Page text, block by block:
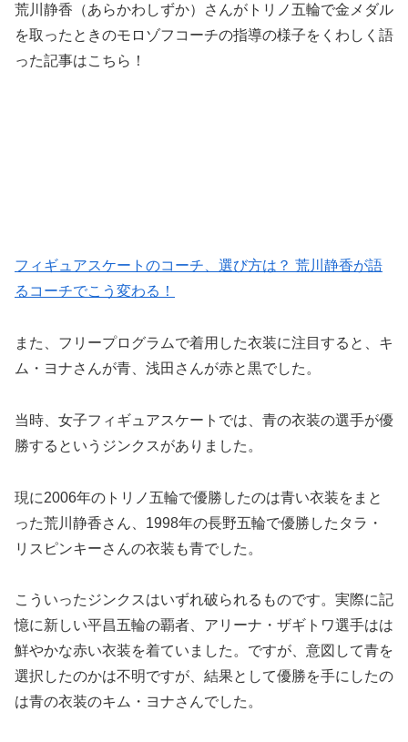
荒川静香（あらかわしずか）さんがトリノ五輪で金メダル
を取ったときのモロゾフコーチの指導の様子をくわしく語
った記事はこちら！
フィギュアスケートのコーチ、選び方は？ 荒川静香が語
るコーチでこう変わる！
また、フリープログラムで着用した衣装に注目すると、キ
ム・ヨナさんが青、浅田さんが赤と黒でした。
当時、女子フィギュアスケートでは、青の衣装の選手が優
勝するというジンクスがありました。
現に2006年のトリノ五輪で優勝したのは青い衣装をまと
った荒川静香さん、1998年の長野五輪で優勝したタラ・
リスピンキーさんの衣装も青でした。
こういったジンクスはいずれ破られるものです。実際に記
憶に新しい平昌五輪の覇者、アリーナ・ザギトワ選手はは
鮮やかな赤い衣装を着ていました。ですが、意図して青を
選択したのかは不明ですが、結果として優勝を手にしたの
は青の衣装のキム・ヨナさんでした。